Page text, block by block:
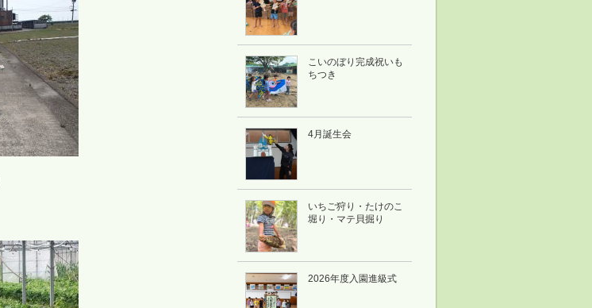
こいのぼり完成祝いも
ちつき
4月誕生会
いちご狩り・たけのこ
堀り・マテ貝掘り
2026年度入園進級式